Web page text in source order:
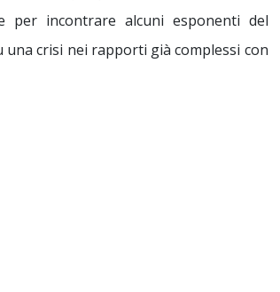
per incontrare alcuni esponenti del
crisi nei rapporti già complessi con